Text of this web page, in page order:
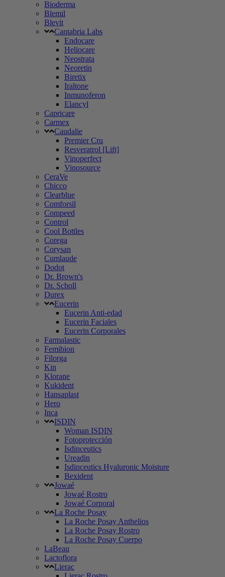
Bioderma
Blemil
Blevit
Cantabria Labs
Endocare
Heliocare
Neostrata
Neoretin
Biretix
Iraltone
Inmunoferon
Elancyl
Capricare
Carmex
Caudalie
Premier Cru
Resveratrol [Lift]
Vinoperfect
Vinosource
CeraVe
Chicco
Clearblue
Comforsil
Compeed
Control
Cool Bottles
Corega
Corysan
Cumlaude
Dodot
Dr. Brown's
Dr. Scholl
Durex
Eucerin
Eucerin Anti-edad
Eucerin Faciales
Eucerin Corporales
Farmalastic
Femibion
Filorga
Kin
Klorane
Kukident
Hansaplast
Hero
Inca
ISDIN
Woman ISDIN
Fotoprotección
Isdinceutics
Ureadin
Isdinceutics Hyaluronic Moisture
Bexident
Jowaé
Jowaé Rostro
Jowaé Corporal
La Roche Posay
La Roche Posay Anthelios
La Roche Posay Rostro
La Roche Posay Cuerpo
LaBeau
Lactoflora
Lierac